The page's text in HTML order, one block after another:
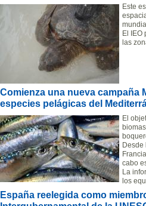
Este
El IEO
las
Comienza una nueva campaña
especies pelágicas del
El
cabo
La
los
España reelegida como